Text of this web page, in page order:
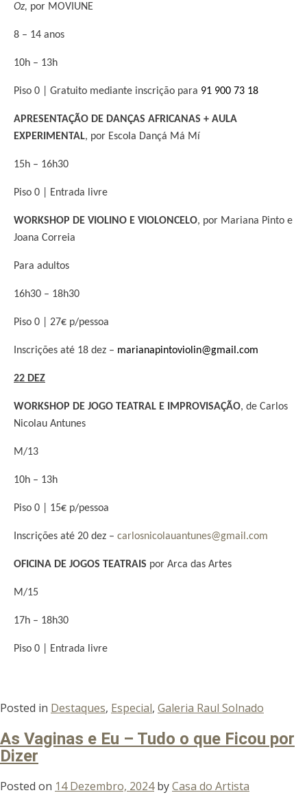
Oz, por MOVIUNE
8 – 14 anos
10h – 13h
Piso 0 | Gratuito mediante inscrição para 91 900 73 18
APRESENTAÇÃO DE DANÇAS AFRICANAS + AULA
EXPERIMENTAL, por Escola Dançá Má Mí
15h – 16h30
Piso 0 | Entrada livre
WORKSHOP DE VIOLINO E VIOLONCELO, por Mariana Pinto e
Joana Correia
Para adultos
16h30 – 18h30
Piso 0 | 27€ p/pessoa
Inscrições até 18 dez – marianapintoviolin@gmail.com
22 DEZ
WORKSHOP DE JOGO TEATRAL E IMPROVISAÇÃO, de Carlos
Nicolau Antunes
M/13
10h – 13h
Piso 0 | 15€ p/pessoa
Inscrições até 20 dez – carlosnicolauantunes@gmail.com
OFICINA DE JOGOS TEATRAIS por Arca das Artes
M/15
17h – 18h30
Piso 0 | Entrada livre
Posted in Destaques, Especial, Galeria Raul Solnado
As Vaginas e Eu – Tudo o que Ficou por
Dizer
Posted on 14 Dezembro, 2024byCasa do Artista